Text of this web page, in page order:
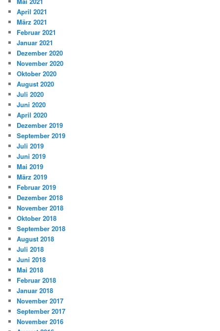
April 2021
März 2021
Februar 2021
Januar 2021
Dezember 2020
November 2020
Oktober 2020
August 2020
Juli 2020
Juni 2020
April 2020
Dezember 2019
September 2019
Juli 2019
Juni 2019
Mai 2019
März 2019
Februar 2019
Dezember 2018
November 2018
Oktober 2018
September 2018
August 2018
Juli 2018
Juni 2018
Mai 2018
Februar 2018
Januar 2018
November 2017
September 2017
November 2016